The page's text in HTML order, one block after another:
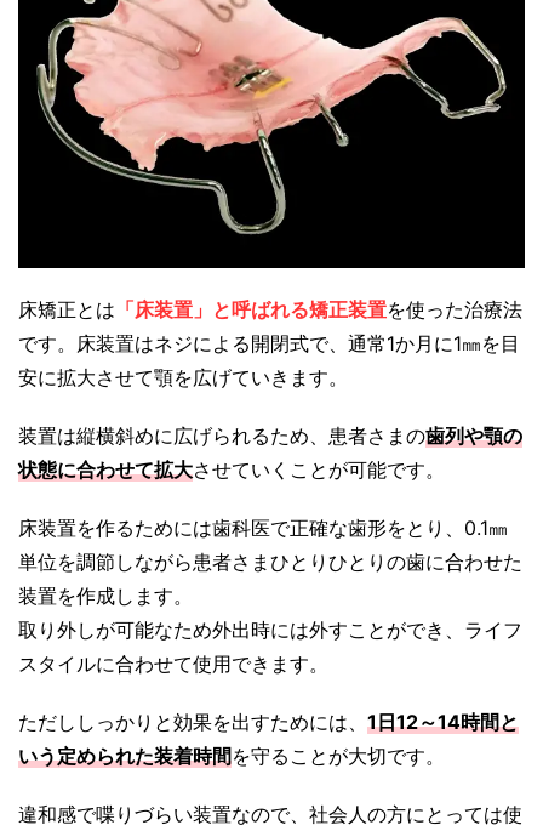
床矯正とは 「床装置」と呼ばれる矯正装置を使った治療法
です。床装置はネジによる開閉式で、通常1か月に1㎜を目
安に拡大させて顎を広げていきます。
装置は縦横斜めに広げられるため、患者さまの歯列や顎の
状態に合わせて拡大させていくことが可能です。
床装置を作るためには歯科医で正確な歯形をとり、0.1㎜
単位を調節しながら患者さまひとりひとりの歯に合わせた
装置を作成します。
取り外しが可能なため外出時には外すことができ、ライフ
スタイルに合わせて使用できます。
ただししっかりと効果を出すためには、 1日12～14時間と
いう定められた装着時間を守ることが大切です。
違和感で喋りづらい装置なので、社会人の方にとっては使